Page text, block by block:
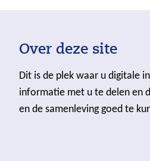
Over deze site
Dit is de plek waar u digitale
informatie met u te delen en
en de samenleving goed te